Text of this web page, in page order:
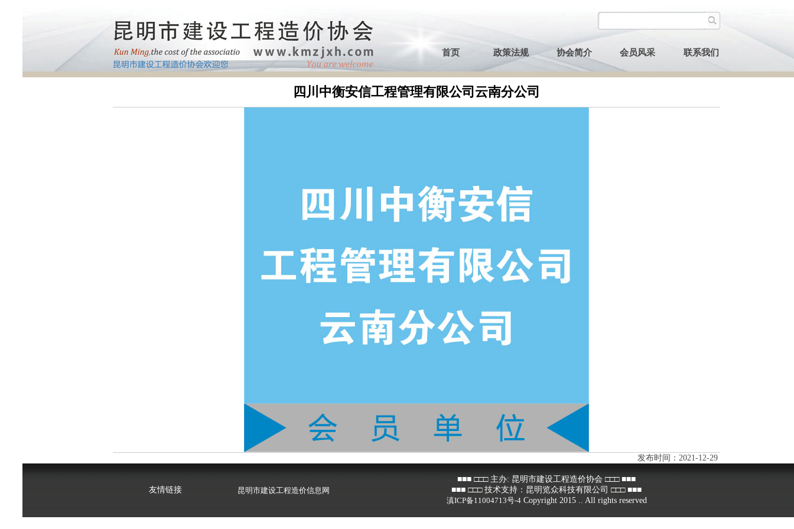
首页 政策法规 协会简介 会员风采 联系我们
四川中衡安信工程管理有限公司云南分公司
发布时间：2021-12-29
友情链接
昆明市建设工程造价信息网
昆明市建设工程造价信息网
■■■ □□□ 主办: 昆明市建设工程造价协会 □□□ ■■■
■■■ □□□ 技术支持：昆明览众科技有限公司 □□□ ■■■
滇ICP备11004713号-4Copyright 2015 .. All rights reserved